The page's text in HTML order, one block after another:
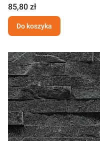
85,80 zł
Do koszyka